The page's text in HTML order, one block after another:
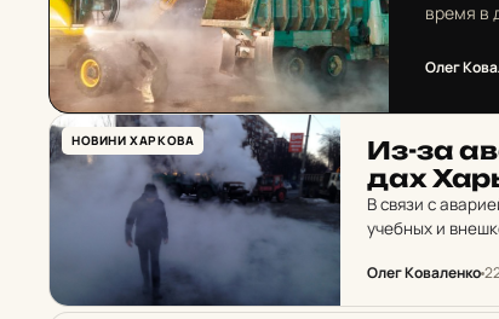
время в
Олег
НОВИНИ ХАРКОВА
Из-за
дах
В связи с
учебных и
Олег Коваленко